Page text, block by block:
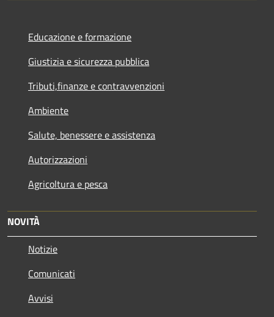
Educazione e formazione
Giustizia e sicurezza pubblica
Tributi,finanze e contravvenzioni
Ambiente
Salute, benessere e assistenza
Autorizzazioni
Agricoltura e pesca
NOVITÀ
Notizie
Comunicati
Avvisi